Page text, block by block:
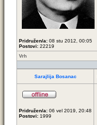
Pridružen/a: 08 stu 2012, 00:05
Postovi: 22219
Vrh
Sarajlija Bosanac
Pridružen/a: 06 vel 2019, 20:48
Postovi: 1999